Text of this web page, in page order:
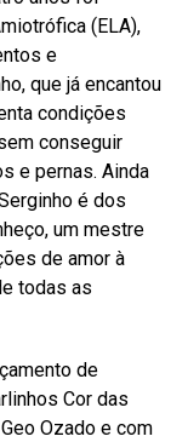
(ELA),
e
que já encantou
condições
conseguir
e pernas. Ainda
é dos
um mestre
de amor à
todas as
de
Cor das
Ozado e com